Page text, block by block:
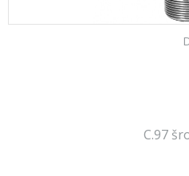
C.97